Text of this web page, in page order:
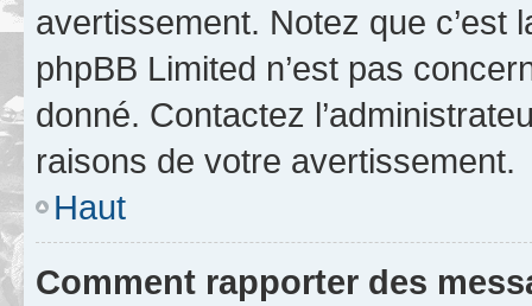
avertissement. Notez que c’est
phpBB Limited n’est pas
donné. Contactez
raisons de votre avertissement.
Haut
Comment rapporter des